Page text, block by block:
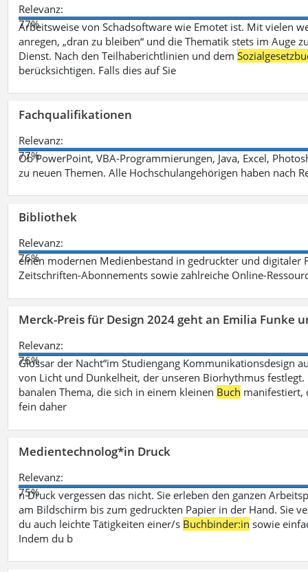
Relevanz:
77%
Arbeitsweise von Schadsoftware wie Emotet ist. Mit vielen
anregen, „dran zu bleiben“ und die Thematik stets im
Dienst. Nach den Teilhaberichtlinien und dem
berücksichtigen. Falls dies auf Sie
Fachqualifikationen
Relevanz:
77%
Ob PowerPoint, VBA-Programmierungen, Java, Excel,
zu neuen Themen. Alle Hochschulangehörigen haben nach
Bibliothek
Relevanz:
76%
einen modernen Medienbestand in gedruckter und
Zeitschriften-Abonnements sowie zahlreiche Online-
Merck-Preis für Design 2024 geht an Emilia Funke
Relevanz:
76%
Glossar der Nacht“im Studiengang Kommunikationsdesign
von Licht und Dunkelheit, der unseren Biorhythmus
banalen Thema, die sich in einem kleinen Buch manifestiert,
fein daher
Medientechnolog*in Druck
Relevanz:
75%
n Druck vergessen das nicht. Sie erleben den ganzen
am Bildschirm bis zum gedruckten Papier in der Hand. Sie
du auch leichte Tätigkeiten einer/s Buchbinder:in sowie
Indem du b